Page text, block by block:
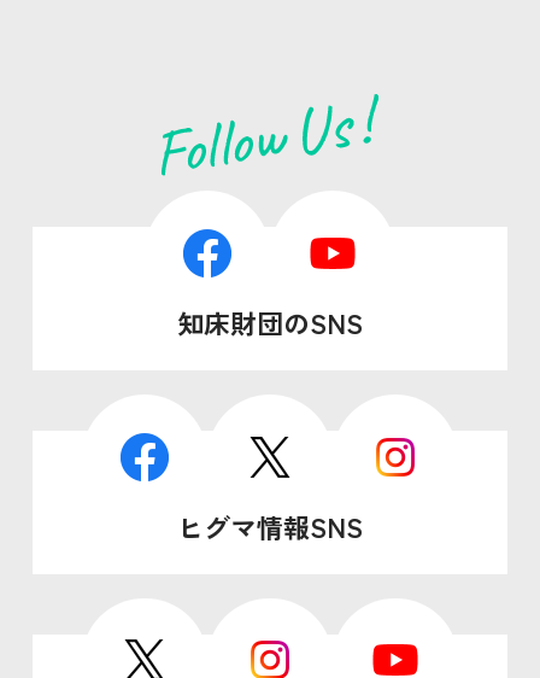
知床財団のSNS
ヒグマ情報SNS